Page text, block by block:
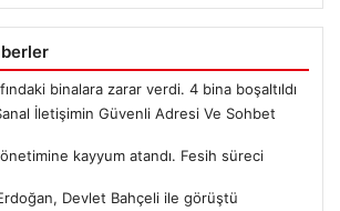
binalara zarar verdi. 4 bina boşaltıldı
İletişimin Güvenli Adresi Ve Sohbet
kayyum atandı. Fesih süreci
Devlet Bahçeli ile görüştü